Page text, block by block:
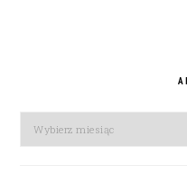
Archiwa